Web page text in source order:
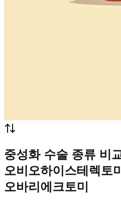
중성화 수술 종류 비
오비오하이스테렉토
오바리에크토미